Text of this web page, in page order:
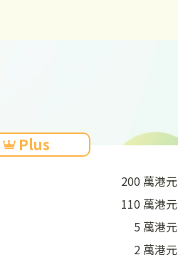
Plus
200 萬港元
110 萬港元
5 萬港元
2 萬港元